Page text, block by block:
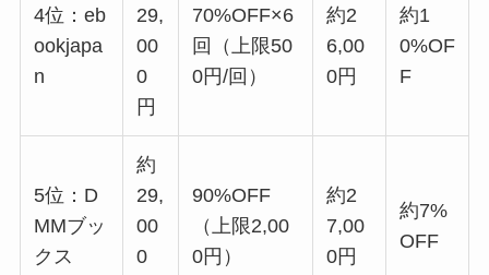
4位：eb
ookjapa
n
29,
00
0
円
70%OFF×6
回（上限50
0円/回）
約2
6,00
0円
約1
0%OF
F
5位：D
MMブッ
クス
約
29,
00
0
90%OFF
（上限2,00
0円）
約2
7,00
0円
約7%
OFF